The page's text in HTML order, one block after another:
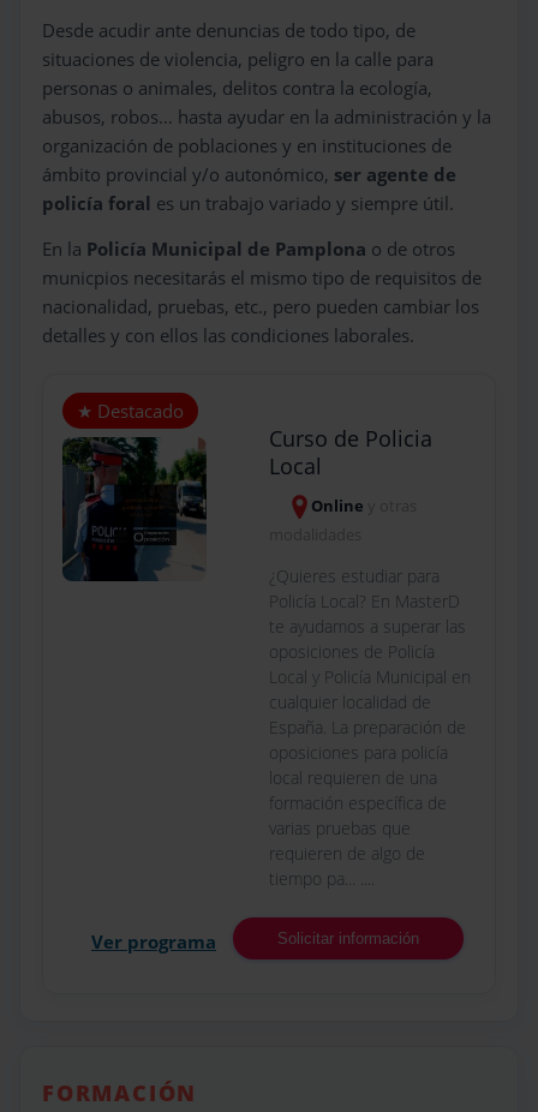
Desde acudir ante denuncias de todo tipo, de
situaciones de violencia, peligro en la calle para
personas o animales, delitos contra la ecología,
abusos, robos… hasta ayudar en la administración y la
organización de poblaciones y en instituciones de
ámbito provincial y/o autonómico, ser agente de
policía foral es un trabajo variado y siempre útil.
En la Policía Municipal de Pamplona o de otros
municpios necesitarás el mismo tipo de requisitos de
nacionalidad, pruebas, etc., pero pueden cambiar los
detalles y con ellos las condiciones laborales.
Curso de Policia
Local
Online
¿Quieres estudiar para
Policía Local? En MasterD
te ayudamos a superar las
oposiciones de Policía
Local y Policía Municipal en
cualquier localidad de
España. La preparación de
oposiciones para policía
local requieren de una
formación específica de
varias pruebas que
requieren de algo de
tiempo pa... ....
Ver programa Solicitar información
FORMACIÓN